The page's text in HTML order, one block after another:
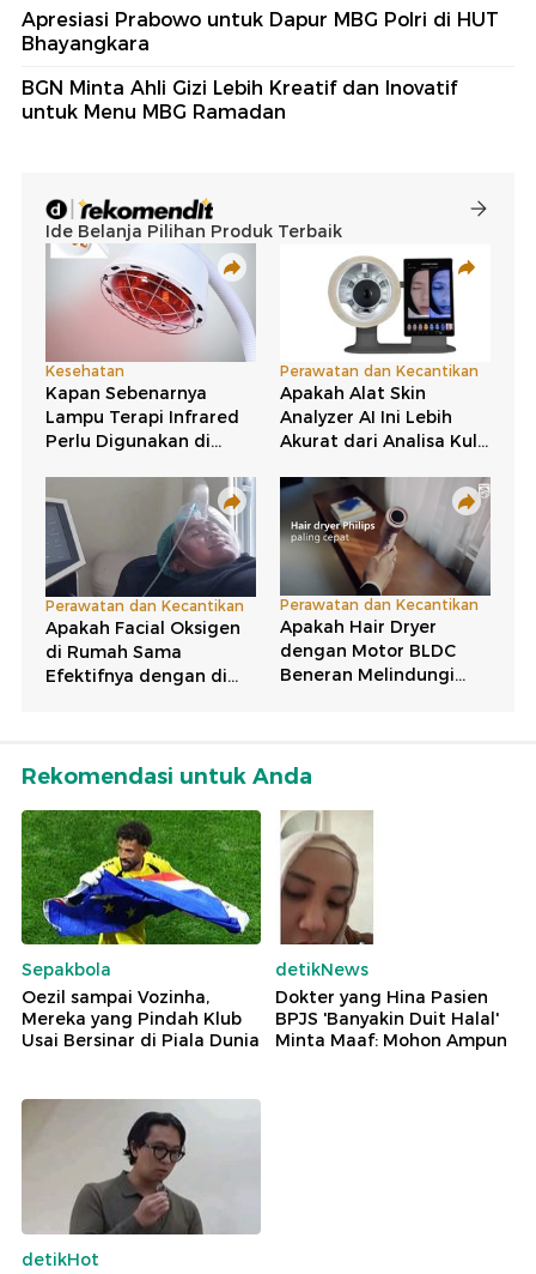
Apresiasi Prabowo untuk Dapur MBG Polri di HUT
Bhayangkara
BGN Minta Ahli Gizi Lebih Kreatif dan Inovatif
untuk Menu MBG Ramadan
Rekomendasi untuk Anda
Sepakbola
Oezil sampai Vozinha,
Mereka yang Pindah Klub
Usai Bersinar di Piala Dunia
detikNews
Dokter yang Hina Pasien
BPJS 'Banyakin Duit Halal'
Minta Maaf: Mohon Ampun
detikHot